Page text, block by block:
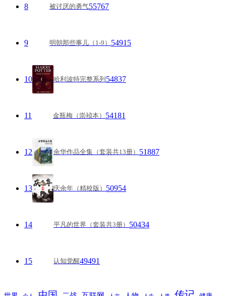
8 被讨厌的勇气55767
9 明朝那些事儿（1-9） 54915
10 哈利波特完整系列 54837
11 金瓶梅（崇祯本） 54181
12 余华作品全集（套装共13册） 51887
13 庆余年（精校版） 50954
14 平凡的世界（套装共3册） 50434
15 认知觉醒49491